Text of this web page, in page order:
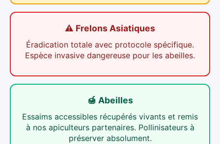
⚠️ Frelons Asiatiques
Éradication totale avec protocole spécifique.
Espèce invasive dangereuse pour les abeilles.
🍯 Abeilles
Essaims accessibles récupérés vivants et remis
à nos apiculteurs partenaires. Pollinisateurs à
préserver absolument.